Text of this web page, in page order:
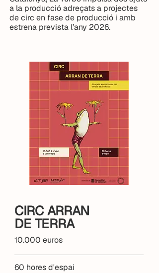
a la producció adreçats a projectes
de circ en fase de producció i amb
estrena prevista l’any 2026.
CIRC ARRAN
DE TERRA
10.000 euros
60 hores d'espai